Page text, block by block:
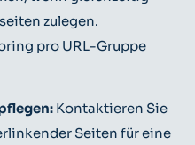
zulegen.
pro URL-Gruppe
Kontaktieren Sie
Seiten für eine